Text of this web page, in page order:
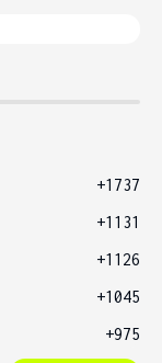
+1737
+1131
+1126
+1045
+975